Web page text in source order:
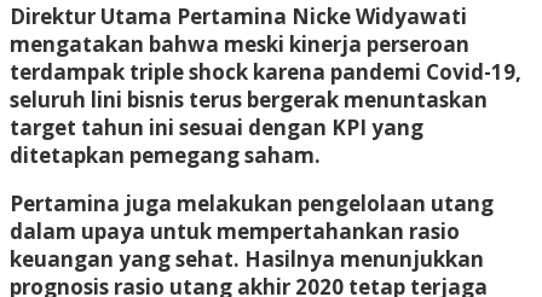
Direktur Utama Pertamina Nicke Widyawati
mengatakan bahwa meski kinerja perseroan
terdampak triple shock karena pandemi Covid-19,
seluruh lini bisnis terus bergerak menuntaskan
target tahun ini sesuai dengan KPI yang
ditetapkan pemegang saham.
Pertamina juga melakukan pengelolaan utang
dalam upaya untuk mempertahankan rasio
keuangan yang sehat. Hasilnya menunjukkan
prognosis rasio utang akhir 2020 tetap terjaga